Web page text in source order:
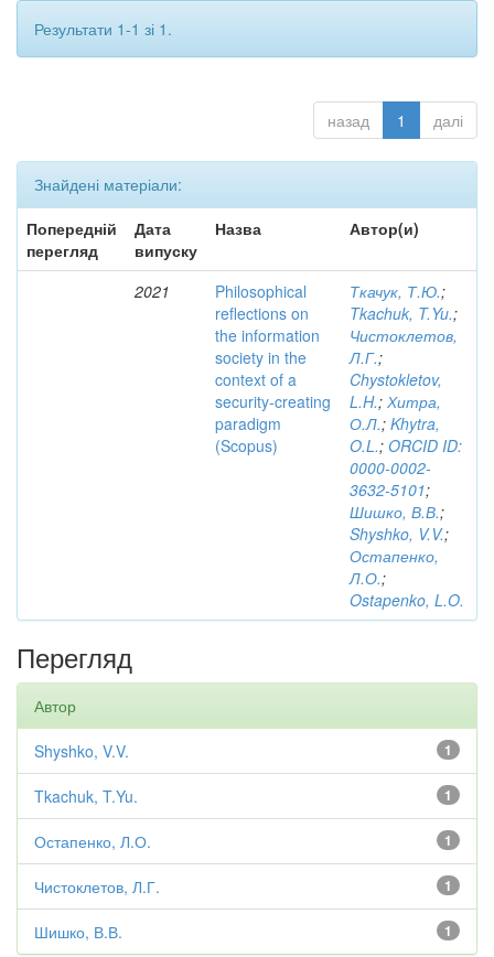
Результати 1-1 зі 1.
назад 1 далі
Знайдені матеріали:
Попередній
перегляд
Дата
випуску
Назва Автор(и)
2021
Philosophical
reflections on
the information
society in the
context of a
security-creating
paradigm
(Scopus)
Ткачук, Т.Ю.;
Tkachuk, T.Yu.;
Чистоклетов,
Л.Г.;
Chystokletov,
L.H.; Хитра,
О.Л.; Khytra,
O.L.; ORCID ID:
0000-0002-
3632-5101;
Шишко, В.В.;
Shyshko, V.V.;
Остапенко,
Л.О.;
Ostapenko, L.O.
Перегляд
Автор
1
Shyshko, V.V.
1
Tkachuk, T.Yu.
1
Остапенко, Л.О.
1
Чистоклетов, Л.Г.
1
Шишко, В.В.